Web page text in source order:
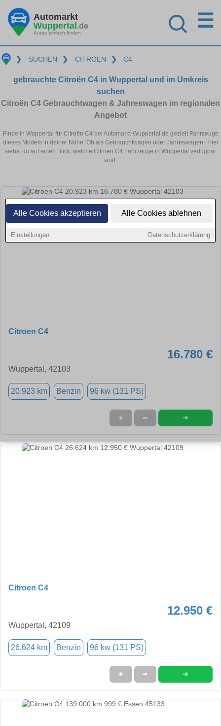
Alle Cookies akzeptieren Alle Cookies ablehnen
Einstellungen Datenschutzerklärung
Automarkt
Wuppertal.de
Autos einfach finden
☰
❯ SUCHEN ❯ CITROEN ❯ C4
gebrauchte Citroën C4 in Wuppertal und im Umkreis
suchen
Citroën C4 Gebrauchtwagen & Jahreswagen im regionalen
Angebot
Finde in Wuppertal für Citroën C4 bei Automarkt-Wuppertal.de gezielt Fahrzeuge
dieses Models in deiner Nähe. Ob als Gebrauchtwagen oder Jahreswagen - hier
siehst du auf einen Blick, welche Citroën C4 Fahrzeuge in Wuppertal verfügbar
sind.
Citroen C4
16.780 €
Wuppertal, 42103
20.923 km Benzin 96 kw (131 PS)
★ ➦ ➜
Citroen C4
12.950 €
Wuppertal, 42109
26.624 km Benzin 96 kw (131 PS)
★ ➦ ➜